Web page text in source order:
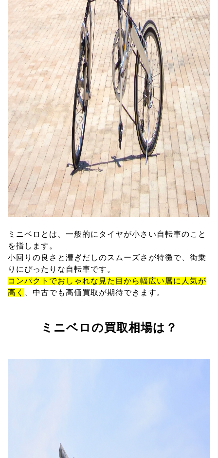
ミニベロとは、一般的にタイヤが小さい自転車のこと
を指します。
小回りの良さと漕ぎだしのスムーズさが特徴で、街乗
りにぴったりな自転車です。
コンパクトでおしゃれな見た目から幅広い層に人気が
高く
、中古でも高価買取が期待できます。
ミニベロの買取相場は？